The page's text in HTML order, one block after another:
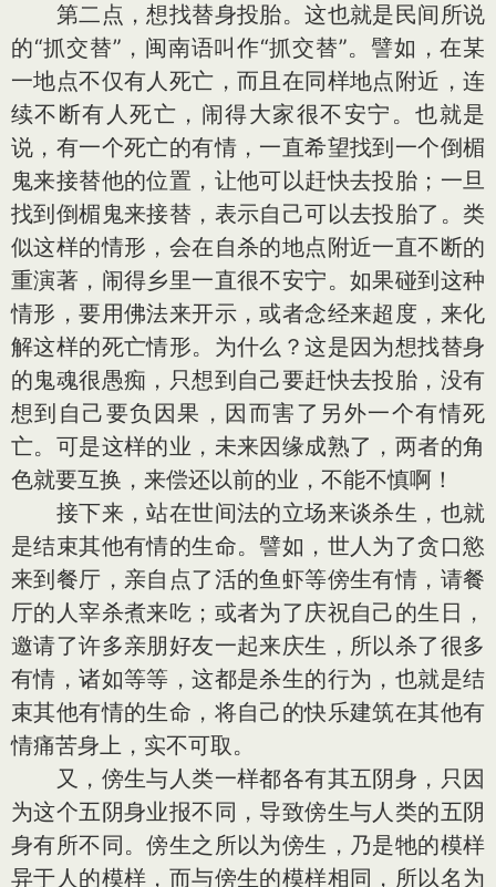
第二点，想找替身投胎。这也就是民间所说
的“抓交替”，闽南语叫作“抓交替”。譬如，在某
一地点不仅有人死亡，而且在同样地点附近，连
续不断有人死亡，闹得大家很不安宁。也就是
说，有一个死亡的有情，一直希望找到一个倒楣
鬼来接替他的位置，让他可以赶快去投胎；一旦
找到倒楣鬼来接替，表示自己可以去投胎了。类
似这样的情形，会在自杀的地点附近一直不断的
重演著，闹得乡里一直很不安宁。如果碰到这种
情形，要用佛法来开示，或者念经来超度，来化
解这样的死亡情形。为什么？这是因为想找替身
的鬼魂很愚痴，只想到自己要赶快去投胎，没有
想到自己要负因果，因而害了另外一个有情死
亡。可是这样的业，未来因缘成熟了，两者的角
色就要互换，来偿还以前的业，不能不慎啊！
接下来，站在世间法的立场来谈杀生，也就
是结束其他有情的生命。譬如，世人为了贪口慾
来到餐厅，亲自点了活的鱼虾等傍生有情，请餐
厅的人宰杀煮来吃；或者为了庆祝自己的生日，
邀请了许多亲朋好友一起来庆生，所以杀了很多
有情，诸如等等，这都是杀生的行为，也就是结
束其他有情的生命，将自己的快乐建筑在其他有
情痛苦身上，实不可取。
又，傍生与人类一样都各有其五阴身，只因
为这个五阴身业报不同，导致傍生与人类的五阴
身有所不同。傍生之所以为傍生，乃是牠的模样
异于人的模样，而与傍生的模样相同，所以名为